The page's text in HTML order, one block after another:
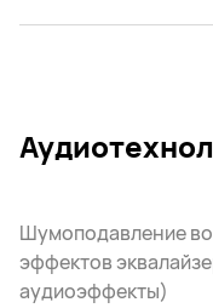
Шумоподавление
эффектов
аудиоэффекты)